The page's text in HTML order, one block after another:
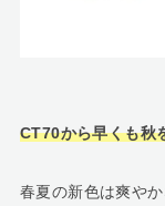
CT70から早くも秋
春夏の新色は爽や